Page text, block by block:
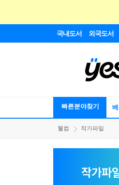
국내도서 외국도서
빠른분야찾기
웰컴 작가파일
작가파